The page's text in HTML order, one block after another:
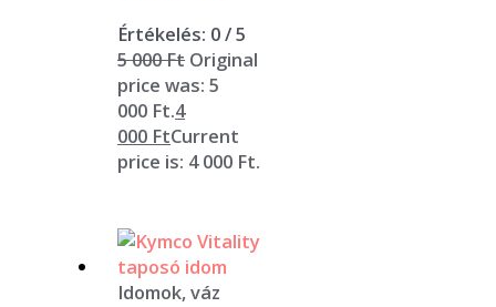
Értékelés: 0/ 5
5 000Ft Original
price was: 5
000 Ft.4
000 FtCurrent
price is: 4 000 Ft.
Idomok, váz